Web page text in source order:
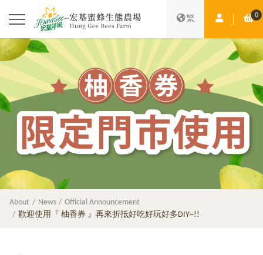
繁 Member 0
About News
Official Announcement
歡迎使用『 柚香券 』再來折抵好吃好玩好多DIY~!!